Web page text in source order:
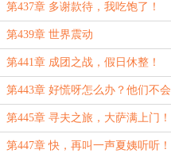
第437章 多谢款待，我吃饱了！
第439章 世界震动
第441章 成团之战，假日休整！
（八千字）
第443章 好慌呀怎么办？他们不会
来挖我的小林子吧？（六千字）
第445章 寻夫之旅，大萨满上门！
第447章 快，再叫一声夏姨听听！